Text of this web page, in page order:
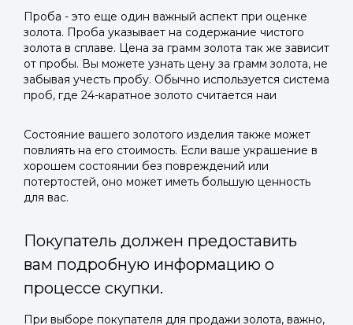
Проба - это еще один важный аспект при оценке
золота. Проба указывает на содержание чистого
золота в сплаве. Цена за грамм золота так же зависит
от пробы. Вы можете узнать цену за грамм золота, не
забывая учесть пробу. Обычно используется система
проб, где 24-каратное золото считается наи
Состояние вашего золотого изделия также может
повлиять на его стоимость. Если ваше украшение в
хорошем состоянии без повреждений или
потертостей, оно может иметь большую ценность
для вас.
Покупатель должен предоставить
вам подробную информацию о
процессе скупки.
При выборе покупателя для продажи золота, важно,